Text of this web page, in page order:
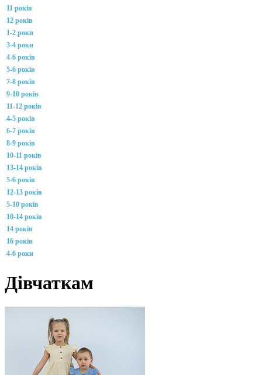
11 років
12 років
1-2 роки
3-4 роки
4-6 років
5-6 років
7-8 років
9-10 років
11-12 років
4-5 років
6-7 років
8-9 років
10-11 років
13-14 років
5-6 років
12-13 років
5-10 років
10-14 років
14 років
16 років
4-6 роки
Дівчаткам